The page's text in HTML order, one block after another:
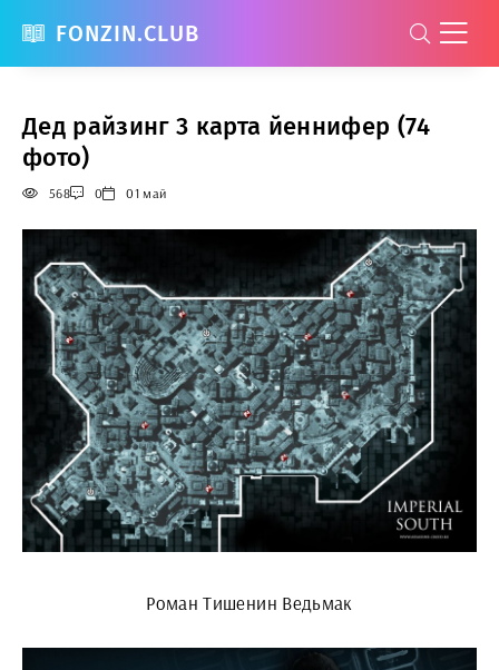
FONZIN.CLUB
Дед райзинг 3 карта йеннифер (74
фото)
568 0 01 май
Роман Тишенин Ведьмак